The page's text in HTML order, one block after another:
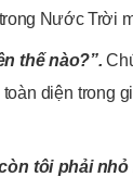
Nước Trời
thế nào?”.
diện trong
tôi phải nhỏ